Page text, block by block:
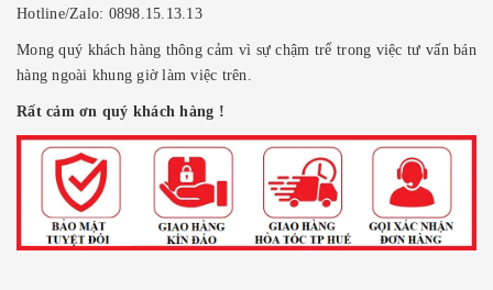
Hotline/Zalo: 0898.15.13.13
Mong quý khách hàng thông cảm vì sự chậm trể trong việc tư vấn bán
hàng ngoài khung giờ làm việc trên.
Rất cảm ơn quý khách hàng !